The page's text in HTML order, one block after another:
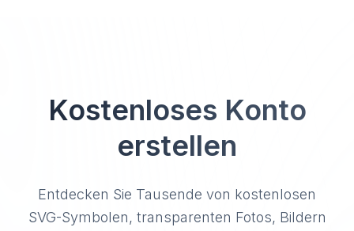
Kostenloses Konto
erstellen
Entdecken Sie Tausende von kostenlosen
SVG-Symbolen, transparenten Fotos, Bildern